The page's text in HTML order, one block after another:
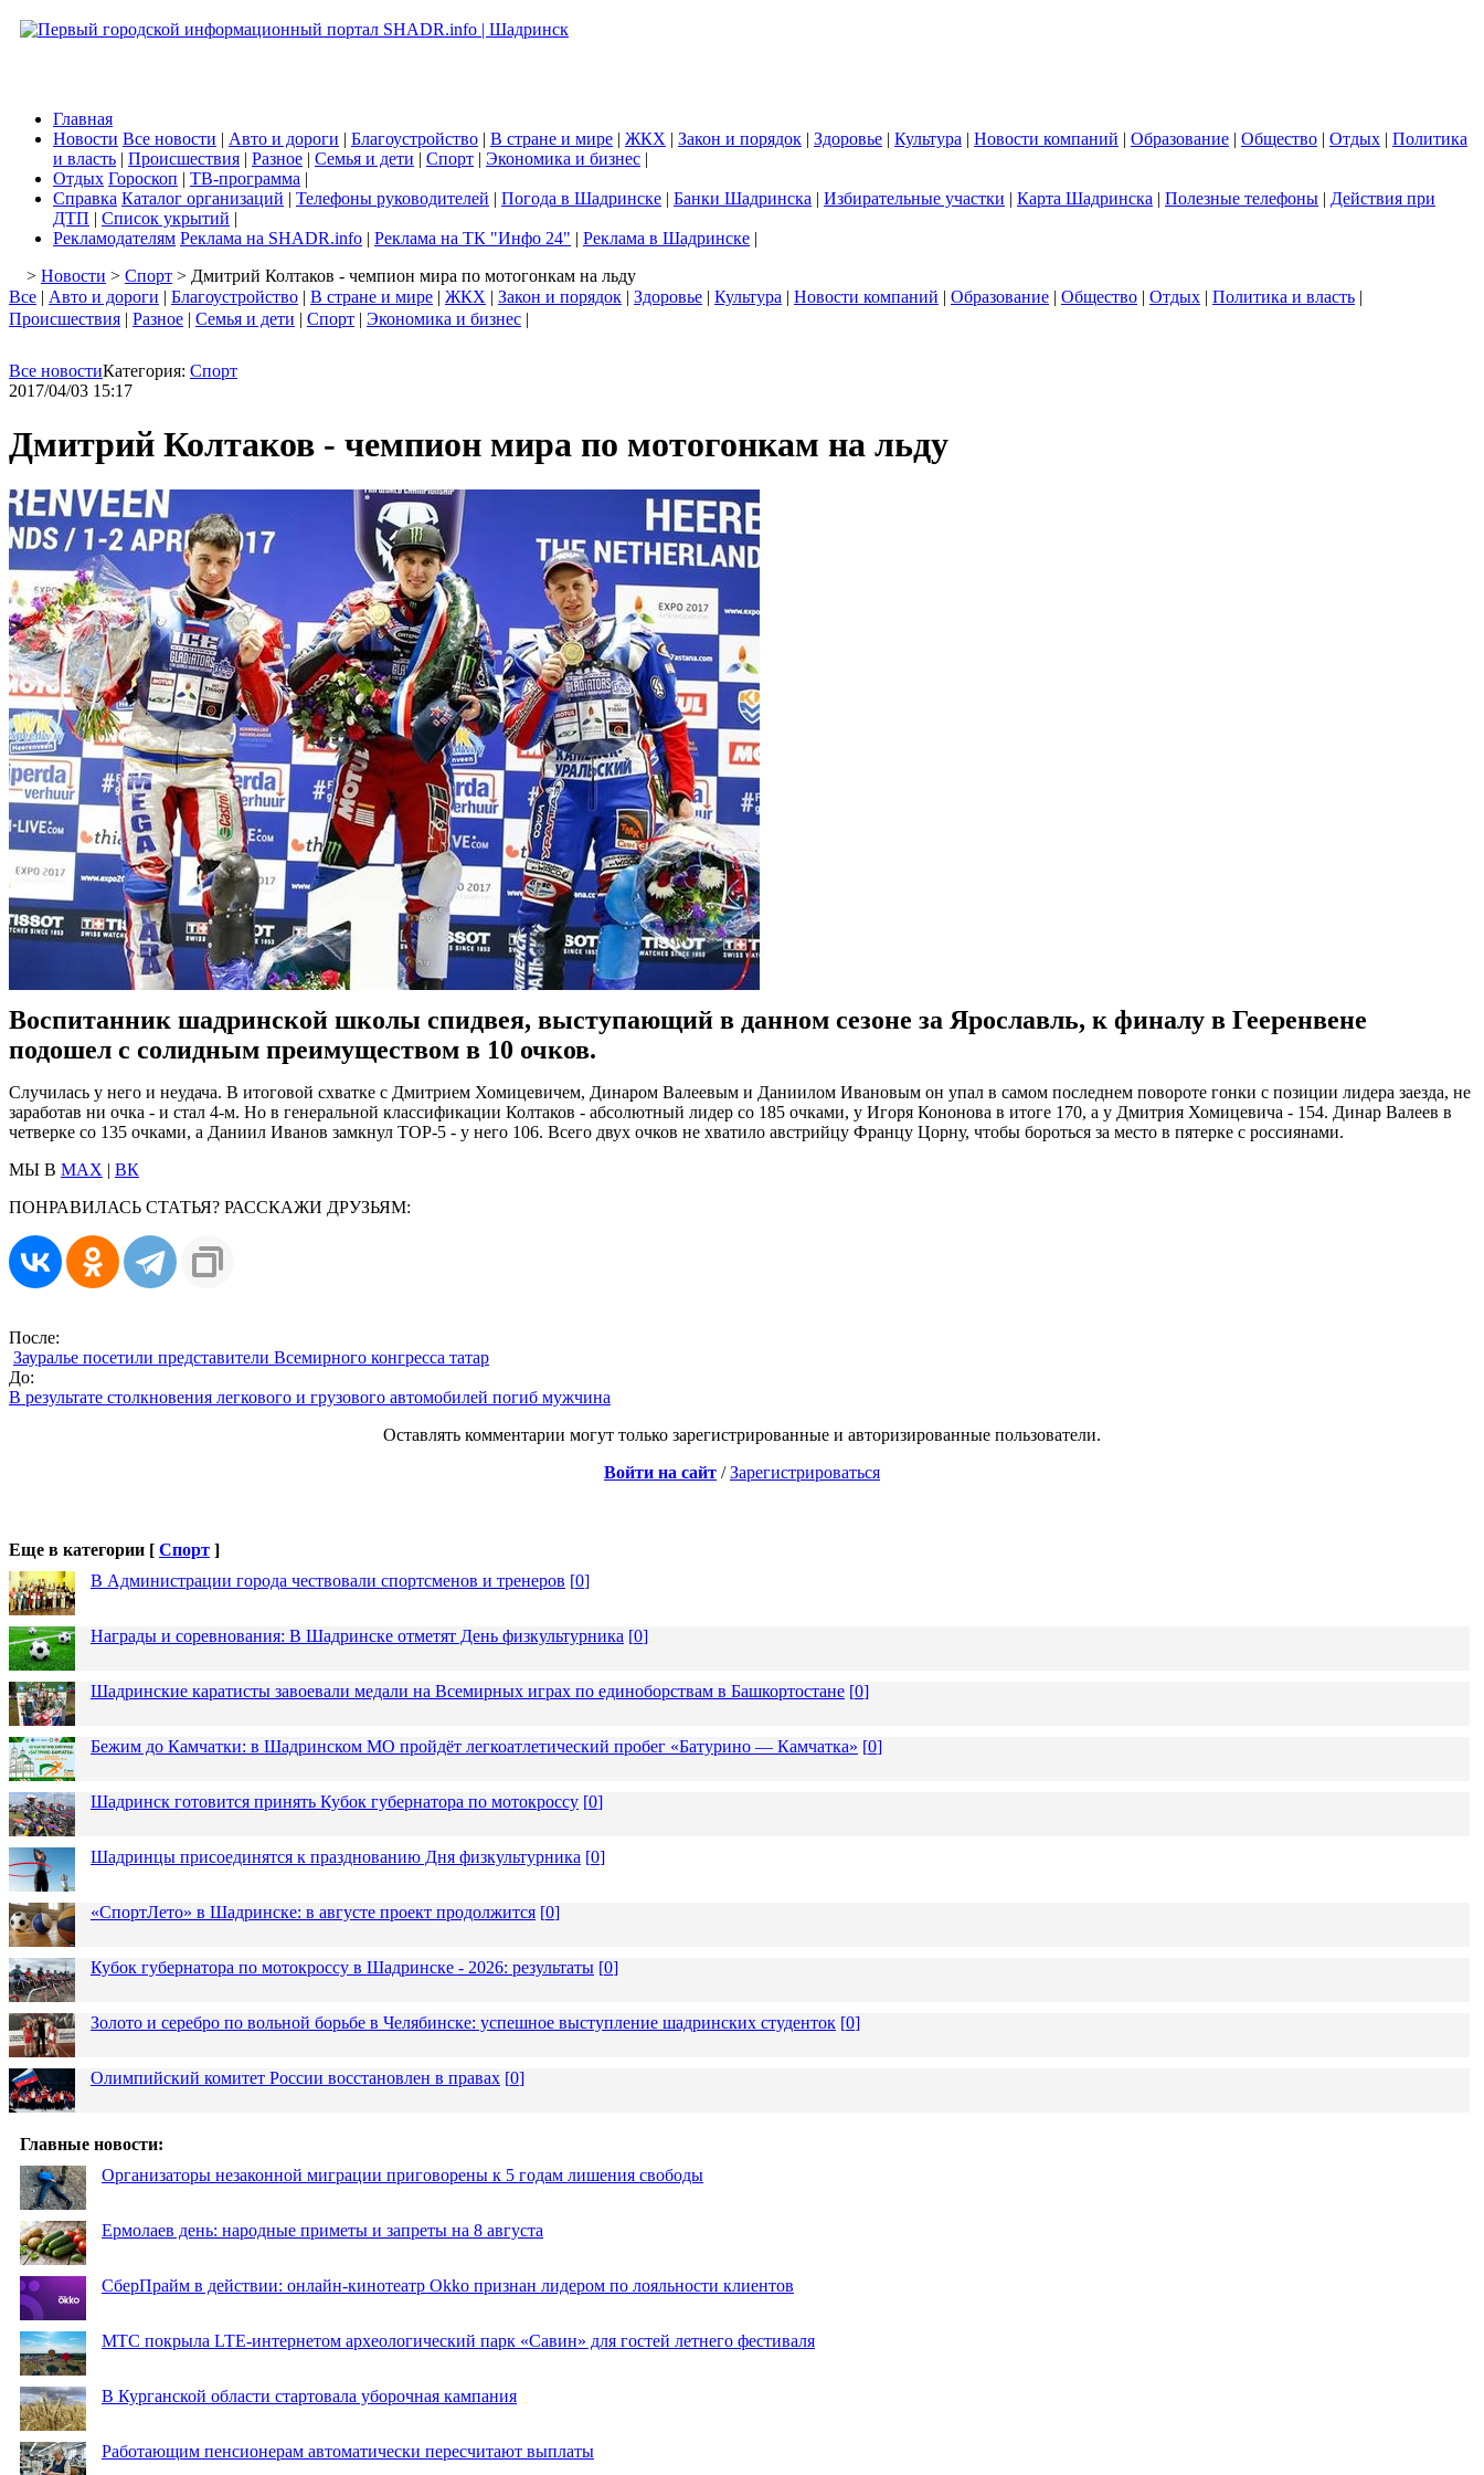
Главная
Новости Все новости | Авто и дороги | Благоустройство | В стране и мире | ЖКХ | Закон и порядок | Здоровье | Культура | Новости компаний | Образование | Общество | Отдых | Политика
и власть | Происшествия | Разное | Семья и дети | Спорт | Экономика и бизнес |
Отдых Гороскоп | ТВ-программа |
Справка Каталог организаций | Телефоны руководителей | Погода в Шадринске | Банки Шадринска | Избирательные участки | Карта Шадринска | Полезные телефоны | Действия при
ДТП | Список укрытий |
Рекламодателям Реклама на SHADR.info | Реклама на ТК "Инфо 24" | Реклама в Шадринске |
> Новости > Спорт > Дмитрий Колтаков - чемпион мира по мотогонкам на льду
Все | Авто и дороги | Благоустройство | В стране и мире | ЖКХ | Закон и порядок | Здоровье | Культура | Новости компаний | Образование | Общество | Отдых | Политика и власть |
Происшествия | Разное | Семья и дети | Спорт | Экономика и бизнес |
Все новостиКатегория: Спорт
2017/04/03 15:17
Дмитрий Колтаков - чемпион мира по мотогонкам на льду
Воспитанник шадринской школы спидвея, выступающий в данном сезоне за Ярославль, к финалу в Гееренвене
подошел с солидным преимуществом в 10 очков.
Случилась у него и неудача. В итоговой схватке с Дмитрием Хомицевичем, Динаром Валеевым и Даниилом Ивановым он упал в самом последнем повороте гонки с позиции лидера заезда, не
заработав ни очка - и стал 4-м. Но в генеральной классификации Колтаков - абсолютный лидер со 185 очками, у Игоря Кононова в итоге 170, а у Дмитрия Хомицевича - 154. Динар Валеев в
четверке со 135 очками, а Даниил Иванов замкнул TOP-5 - у него 106. Всего двух очков не хватило австрийцу Францу Цорну, чтобы бороться за место в пятерке с россиянами.
МЫ В MAX | ВК
ПОНРАВИЛАСЬ СТАТЬЯ? РАССКАЖИ ДРУЗЬЯМ:
После:
Зауралье посетили представители Всемирного конгресса татар
До:
В результате столкновения легкового и грузового автомобилей погиб мужчина
Оставлять комментарии могут только зарегистрированные и авторизированные пользователи.
Войти на сайт /Зарегистрироваться
Еще в категории [ Спорт ]
В Администрации города чествовали спортсменов и тренеров [0]
Награды и соревнования: В Шадринске отметят День физкультурника [0]
Шадринские каратисты завоевали медали на Всемирных играх по единоборствам в Башкортостане [0]
Бежим до Камчатки: в Шадринском МО пройдёт легкоатлетический пробег «Батурино — Камчатка» [0]
Шадринск готовится принять Кубок губернатора по мотокроссу [0]
Шадринцы присоединятся к празднованию Дня физкультурника [0]
«СпортЛето» в Шадринске: в августе проект продолжится [0]
Кубок губернатора по мотокроссу в Шадринске - 2026: результаты [0]
Золото и серебро по вольной борьбе в Челябинске: успешное выступление шадринских студенток [0]
Олимпийский комитет России восстановлен в правах [0]
Главные новости:
Организаторы незаконной миграции приговорены к 5 годам лишения свободы
Ермолаев день: народные приметы и запреты на 8 августа
СберПрайм в действии: онлайн-кинотеатр Okko признан лидером по лояльности клиентов
МТС покрыла LTE-интернетом археологический парк «Савин» для гостей летнего фестиваля
В Курганской области стартовала уборочная кампания
Работающим пенсионерам автоматически пересчитают выплаты